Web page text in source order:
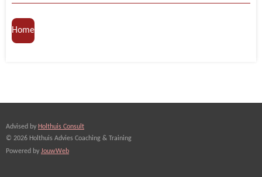
Home
Advised by Holthuis Consult
© 2026 Holthuis Advies Coaching & Training
Powered by JouwWeb